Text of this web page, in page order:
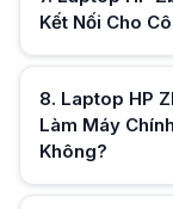
Hữu ích ( 0)
Kết Nối Cho
Hữu ích (0)
8. Laptop HP
Làm Máy
Không?